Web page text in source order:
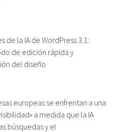
de la IA de WordPress 3.1:
de edición rápida y
del diseño
europeas se enfrentan a una
a medida que la IA
búsquedas y el